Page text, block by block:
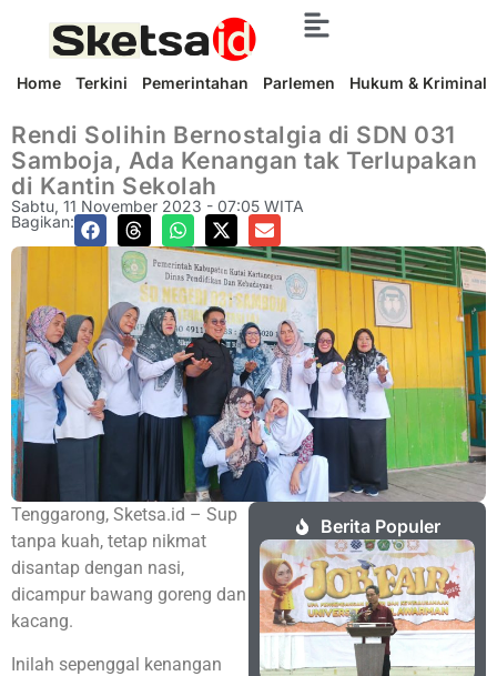
Home Terkini Pemerintahan Parlemen Hukum & Kriminal
Rendi Solihin Bernostalgia di SDN 031
Samboja, Ada Kenangan tak Terlupakan
di Kantin Sekolah
Sabtu, 11 November 2023 - 07:05 WITA
Bagikan:
Tenggarong, Sketsa.id – Sup
tanpa kuah, tetap nikmat
disantap dengan nasi,
dicampur bawang goreng dan
kacang.
Inilah sepenggal kenangan
Berita Populer